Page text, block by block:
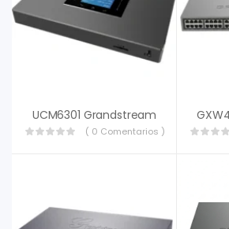
UCM6301 Grandstream
( 0 Comentarios )